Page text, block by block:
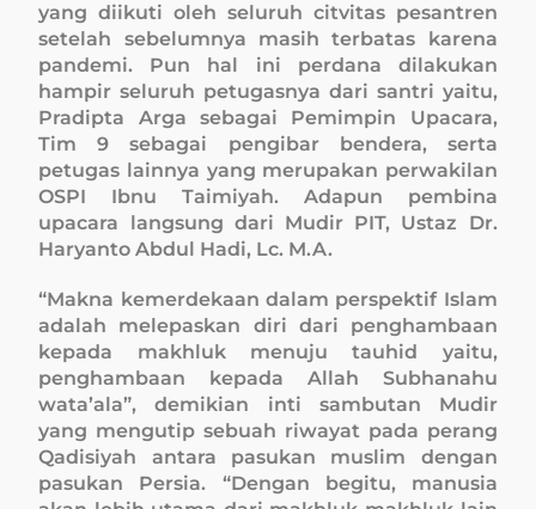
yang diikuti oleh seluruh citvitas pesantren
setelah sebelumnya masih terbatas karena
pandemi. Pun hal ini perdana dilakukan
hampir seluruh petugasnya dari santri yaitu,
Pradipta Arga sebagai Pemimpin Upacara,
Tim 9 sebagai pengibar bendera, serta
petugas lainnya yang merupakan perwakilan
OSPI Ibnu Taimiyah. Adapun pembina
upacara langsung dari Mudir PIT, Ustaz Dr.
Haryanto Abdul Hadi, Lc. M.A.
“Makna kemerdekaan dalam perspektif Islam
adalah melepaskan diri dari penghambaan
kepada makhluk menuju tauhid yaitu,
penghambaan kepada Allah Subhanahu
wata’ala”, demikian inti sambutan Mudir
yang mengutip sebuah riwayat pada perang
Qadisiyah antara pasukan muslim dengan
pasukan Persia. “Dengan begitu, manusia